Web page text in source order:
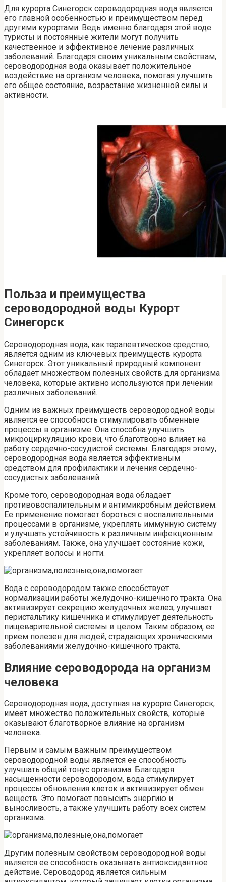
Для курорта Синегорск сероводородная вода является
его главной особенностью и преимуществом перед
другими курортами. Ведь именно благодаря этой воде
туристы и постоянные жители могут получить
качественное и эффективное лечение различных
заболеваний. Благодаря своим уникальным свойствам,
сероводородная вода оказывает положительное
воздействие на организм человека, помогая улучшить
его общее состояние, возрастание жизненной силы и
активности.
Польза и преимущества
сероводородной воды Курорт
Синегорск
Сероводородная вода, как терапевтическое средство,
является одним из ключевых преимуществ курорта
Синегорск. Этот уникальный природный компонент
обладает множеством полезных свойств для организма
человека, которые активно используются при лечении
различных заболеваний.
Одним из важных преимуществ сероводородной воды
является ее способность стимулировать обменные
процессы в организме. Она способна улучшить
микроциркуляцию крови, что благотворно влияет на
работу сердечно-сосудистой системы. Благодаря этому,
сероводородная вода является эффективным
средством для профилактики и лечения сердечно-
сосудистых заболеваний.
Кроме того, сероводородная вода обладает
противовоспалительным и антимикробным действием.
Ее применение помогает бороться с воспалительными
процессами в организме, укреплять иммунную систему
и улучшать устойчивость к различным инфекционным
заболеваниям. Также, она улучшает состояние кожи,
укрепляет волосы и ногти.
Вода с сероводородом также способствует
нормализации работы желудочно-кишечного тракта. Она
активизирует секрецию желудочных желез, улучшает
перистальтику кишечника и стимулирует деятельность
пищеварительной системы в целом. Таким образом, ее
прием полезен для людей, страдающих хроническими
заболеваниями желудочно-кишечного тракта.
Влияние сероводорода на организм
человека
Сероводородная вода, доступная на курорте Синегорск,
имеет множество положительных свойств, которые
оказывают благотворное влияние на организм
человека.
Первым и самым важным преимуществом
сероводородной воды является ее способность
улучшать общий тонус организма. Благодаря
насыщенности сероводородом, вода стимулирует
процессы обновления клеток и активизирует обмен
веществ. Это помогает повысить энергию и
выносливость, а также улучшить работу всех систем
организма.
Другим полезным свойством сероводородной воды
является ее способность оказывать антиоксидантное
действие. Сероводород является сильным